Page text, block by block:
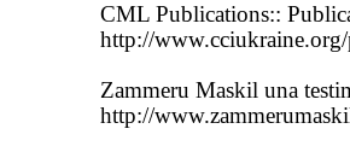
CML Publications::
http://
Zammeru Maskil una
http://